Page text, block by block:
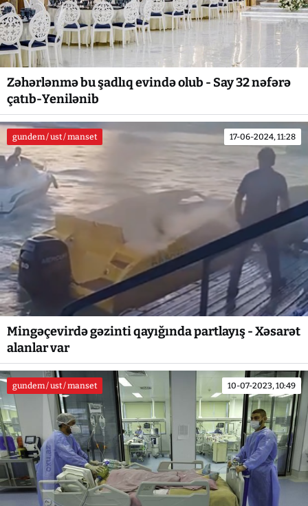
Zəhərlənmə bu şadlıq evində olub - Say 32 nəfərə
çatıb-Yenilənib
gundem / ust / manset 17-06-2024, 11:28
Mingəçevirdə gəzinti qayığında partlayış - Xəsarət
alanlar var
gundem / ust / manset 10-07-2023, 10:49